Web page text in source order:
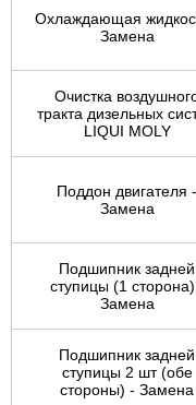
Охлаждающая
Замена
Очистка
тракта дизельных
LIQUI MOLY
Поддон двигателя -
Замена
Подшипник задней
ступицы (1
Замена
Подшипник задней
ступицы 2 шт (обе
стороны) - Замена